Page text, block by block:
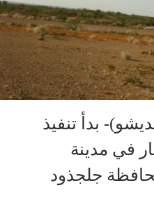
بدأ تنفيذ
في مدينة
جلجذود